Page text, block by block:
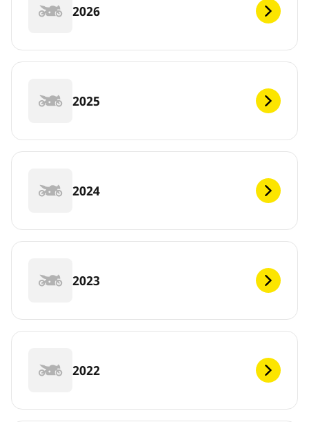
2026
2025
2024
2023
2022